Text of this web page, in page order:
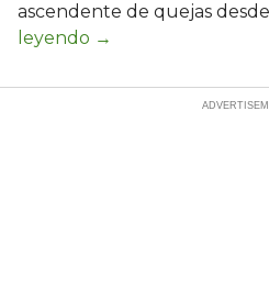
ascendente de quejas